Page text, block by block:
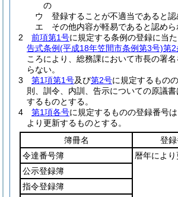
の
ウ
登録することが不適当であると
エ
その他内容が軽易であると認め
2
前項第1号に規定する条例の登録に当た
告式条例(平成18年笠間市条例第3号)第2
ころにより、総務課において市長の署
らない。
3
第1項第1号及び第2号に規定するもの
則、訓令、内訓、告示についての原議
するものとする。
4
第1項各号に規定するものの登録番号
より更新するものとする。
簿冊名
登
令達番号簿
暦年によ
公示登録簿
指令登録簿